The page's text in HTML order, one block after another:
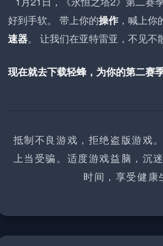
好到手软。 带上你的操作 ，喊上你
速器。 让我们在亚特雷亚，不见不
现在就去下载轻蜂，为你的第二赛
抵制不良游戏，拒绝盗版游戏
上当受骗。适度游戏益脑，沉
时间，享受健康